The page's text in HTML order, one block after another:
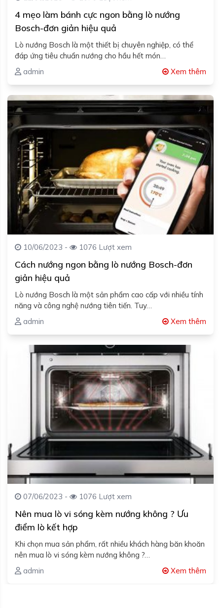
4 mẹo làm bánh cực ngon bằng lò nướng
Bosch-đơn giản hiệu quả
Lò nướng Bosch là một thiết bị chuyên nghiệp, có thể
đáp ứng tiêu chuẩn nướng cho hầu hết món…
admin
Xem thêm
10/06/2023 - 1076 Lượt xem
Cách nướng ngon bằng lò nướng Bosch-đơn
giản hiệu quả
Lò nướng Bosch là một sản phẩm cao cấp với nhiều tính
năng và công nghệ nướng tiên tiến. Tuy…
admin
Xem thêm
07/06/2023 - 1076 Lượt xem
Nên mua lò vi sóng kèm nướng không ? Ưu
điểm lò kết hợp
Khi chọn mua sản phẩm, rất nhiều khách hàng băn khoăn
nên mua lò vi sóng kèm nướng không ?…
admin
Xem thêm